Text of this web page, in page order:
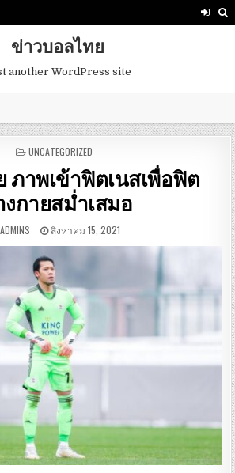
ข่าวบอลไทย
another WordPress site
POSTED
UNCATEGORIZED
ภาพเข้าฟิตเนสเพื่อฟิต
งกายสม่ำเสมอ
ADMINS สิงหาคม 15, 2021